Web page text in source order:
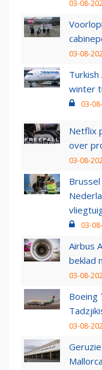
03-08-
03-08-
winter
03-
Netflix
over
03-08-
03-
Airbus
beklad
03-08-
Boeing
03-08-
Mallorca